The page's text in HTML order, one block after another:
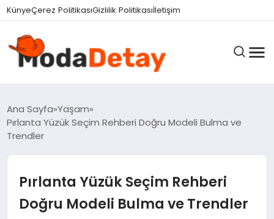
felix markets 360
felix markets yatırım
felix markets pro
felix markets
felix markets app
KünyeÇerez PolitikasıGizlilik Politikasıİletişim
GÜNDEM
DÜNYA
EĞITIM
Ana Sayfa Yaşam
Pırlanta Yüzük Seçim Rehberi Doğru Modeli Bulma ve
Trendler
Pırlanta Yüzük Seçim Rehberi
Doğru Modeli Bulma ve Trendler